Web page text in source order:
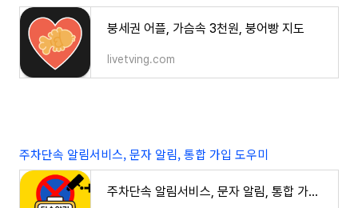
붕세권 어플, 가슴속 3천원, 붕어빵 지도
livetving.com
주차단속 알림서비스, 문자 알림, 통합 가입 도우미
주차단속 알림서비스, 문자 알림, 통합 가입 도우미